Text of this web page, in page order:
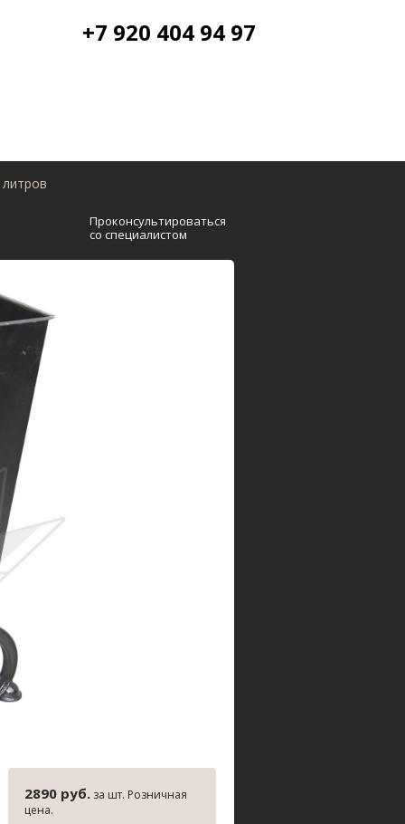
+7 920 404 94 97
Проконсультироваться
со специалистом
2890 руб. за шт. Розничная
цена.